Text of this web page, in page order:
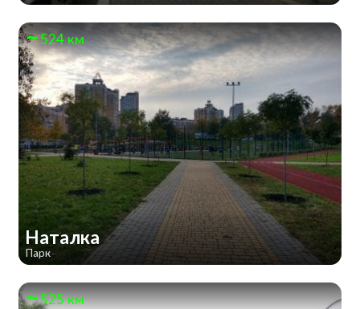
524 км
Наталка
Парк
525 км